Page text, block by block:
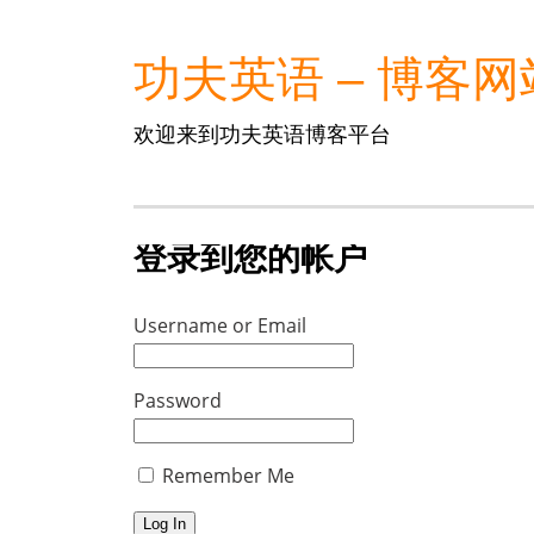
功夫英语 – 博客网
欢迎来到功夫英语博客平台
登录到您的帐户
Username or Email
Password
Remember Me